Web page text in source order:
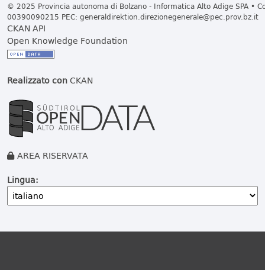
© 2025 Provincia autonoma di Bolzano - Informatica Alto Adige SPA •
00390090215 PEC: generaldirektion.direzionegenerale@pec.prov.bz.it
CKAN API
Open Knowledge Foundation
Realizzato conCKAN
AREA RISERVATA
Lingua